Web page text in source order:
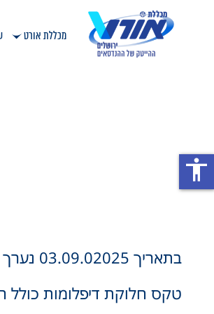
מכללת אורט
בתאריך 03.09.02025 נערך בסינמה סיטי בירושלים
טקס חלוקת דיפלומות כולל
accessibility